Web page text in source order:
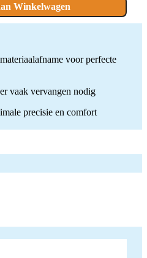
Winkelwagen
voor perfecte
vaak vervangen nodig
precisie en comfort